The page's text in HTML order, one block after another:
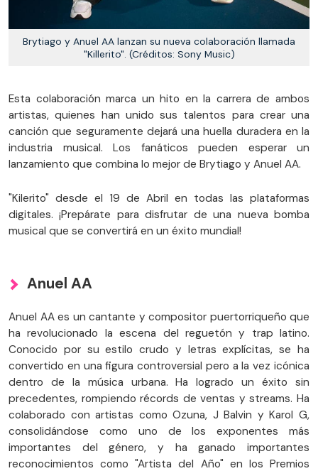
Brytiago y Anuel AA lanzan su nueva colaboración llamada
"Killerito". (Créditos: Sony Music)
Esta colaboración marca un hito en la carrera de ambos
artistas, quienes han unido sus talentos para crear una
canción que seguramente dejará una huella duradera en la
industria musical. Los fanáticos pueden esperar un
lanzamiento que combina lo mejor de Brytiago y Anuel AA.
"Kilerito" desde el 19 de Abril en todas las plataformas
digitales. ¡Prepárate para disfrutar de una nueva bomba
musical que se convertirá en un éxito mundial!
Anuel AA
Anuel AA es un cantante y compositor puertorriqueño que
ha revolucionado la escena del reguetón y trap latino.
Conocido por su estilo crudo y letras explícitas, se ha
convertido en una figura controversial pero a la vez icónica
dentro de la música urbana. Ha logrado un éxito sin
precedentes, rompiendo récords de ventas y streams. Ha
colaborado con artistas como Ozuna, J Balvin y Karol G,
consolidándose como uno de los exponentes más
importantes del género, y ha ganado importantes
reconocimientos como "Artista del Año" en los Premios